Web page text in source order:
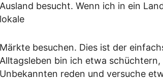
Ausland besucht. Wenn ich in ein
lokale
Märkte besuchen. Dies ist der
Alltagsleben bin ich etwa
Unbekannten reden und versuche